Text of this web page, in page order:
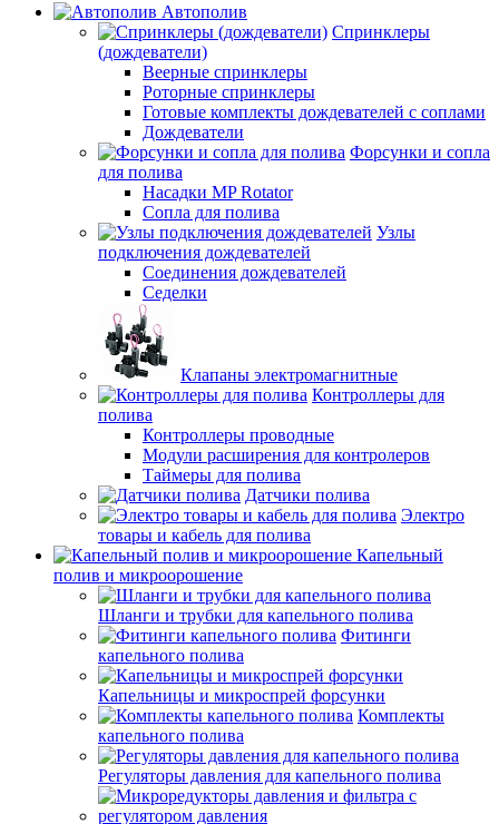
Автополив
Спринклеры
(дождеватели)
Веерные спринклеры
Роторные спринклеры
Готовые комплекты дождевателей с соплами
Дождеватели
Форсунки и сопла
для полива
Насадки MP Rotator
Сопла для полива
Узлы
подключения дождевателей
Соединения дождевателей
Седелки
Клапаны электромагнитные
Контроллеры для
полива
Контроллеры проводные
Модули расширения для контролеров
Таймеры для полива
Датчики полива
Электро
товары и кабель для полива
Капельный
полив и микроорошение
Шланги и трубки для капельного полива
Фитинги
капельного полива
Капельницы и микроспрей форсунки
Комплекты
капельного полива
Регуляторы давления для капельного полива